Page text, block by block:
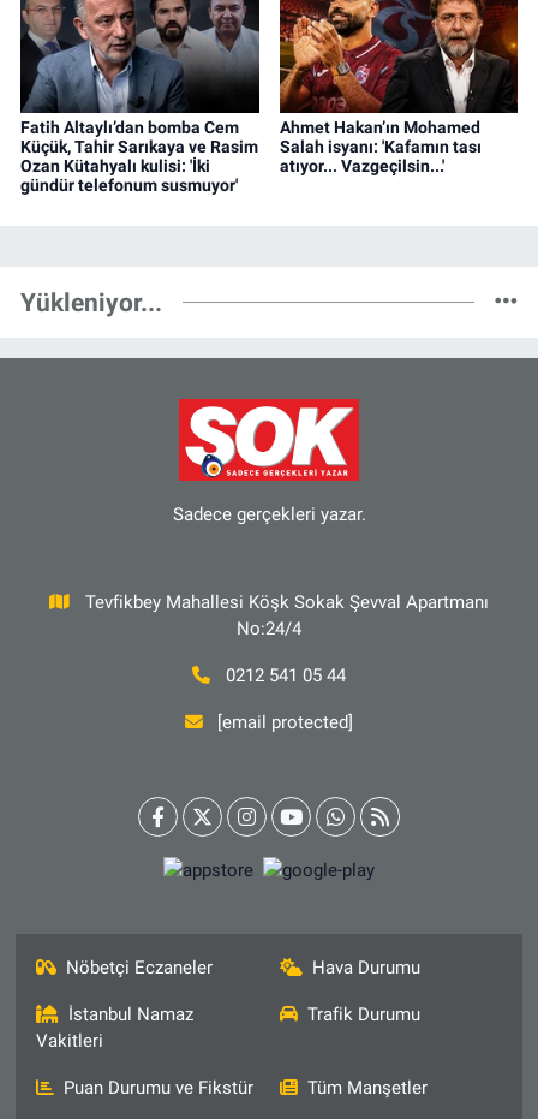
Fatih Altaylı’dan bomba Cem
Küçük, Tahir Sarıkaya ve Rasim
Ozan Kütahyalı kulisi: 'İki
gündür telefonum susmuyor'
Ahmet Hakan’ın Mohamed
Salah isyanı: 'Kafamın tası
atıyor... Vazgeçilsin...'
Yükleniyor...
Sadece gerçekleri yazar.
Tevfikbey Mahallesi Köşk Sokak Şevval Apartmanı
No:24/4
0212 541 05 44
[email protected]
Nöbetçi Eczaneler Hava Durumu
İstanbul Namaz
Vakitleri
Trafik Durumu
Puan Durumu ve Fikstür Tüm Manşetler